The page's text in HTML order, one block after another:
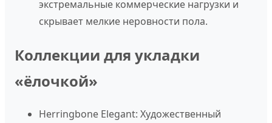
экстремальные коммерческие нагрузки и
скрывает мелкие неровности пола.
Коллекции для укладки
«ёлочкой»
Herringbone Elegant: Художественный